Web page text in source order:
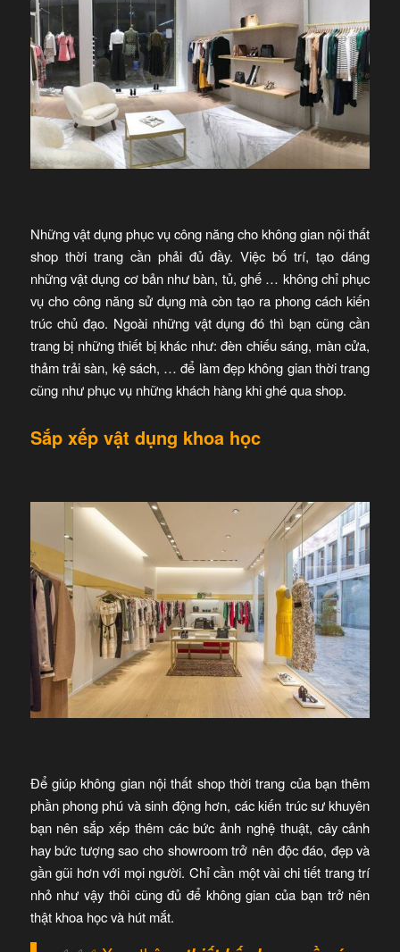
Những vật dụng phục vụ công năng cho không gian nội thất
shop thời trang cần phải đủ đầy. Việc bố trí, tạo dáng
những vật dụng cơ bản như bàn, tủ, ghế … không chỉ phục
vụ cho công năng sử dụng mà còn tạo ra phong cách kiến
trúc chủ đạo. Ngoài những vật dụng đó thì bạn cũng cần
trang bị những thiết bị khác như: đèn chiếu sáng, màn cửa,
thảm trải sàn, kệ sách, … để làm đẹp không gian thời trang
cũng như phục vụ những khách hàng khi ghé qua shop.
Sắp xếp vật dụng khoa học
Để giúp không gian nội thất shop thời trang của bạn thêm
phần phong phú và sinh động hơn, các kiến trúc sư khuyên
bạn nên sắp xếp thêm các bức ảnh nghệ thuật, cây cảnh
hay bức tượng sao cho showroom trở nên độc đáo, đẹp và
gần gũi hơn với mọi người. Chỉ cần một vài chi tiết trang trí
nhỏ như vậy thôi cũng đủ để không gian của bạn trở nên
thật khoa học và hút mắt.